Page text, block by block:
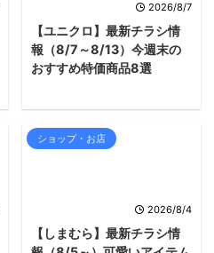
2026/8/7
【ユニクロ】最新チラシ情
報（8/7～8/13）今週末の
おすすめ特価商品8選
ショップ・お店
2026/8/4
【しまむら】最新チラシ情